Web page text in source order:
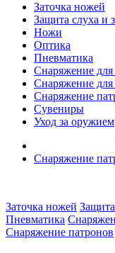
Заточка ножей
Защита слуха и
Ножи
Оптика
Пневматика
Снаряжение
Снаряжение для
Снаряжение
Сувениры
Уход за оружием
Снаряжение
Заточка ножей
Пневматика
Снаряжение патронов